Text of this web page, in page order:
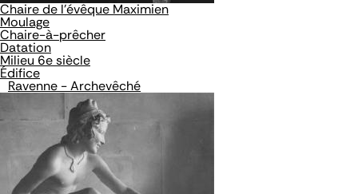
Chaire de l'évêque Maximien
Moulage
Chaire-à-prêcher
Datation
Milieu 6e siècle
Édifice
Ravenne - Archevêché